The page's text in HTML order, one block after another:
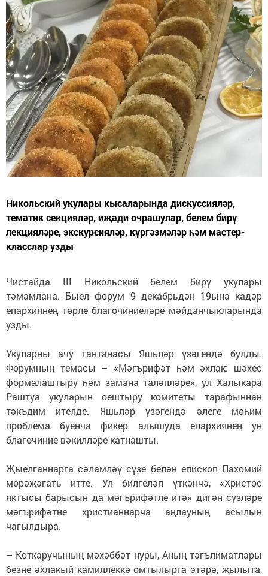
Никольский укулары кысаларында дискуссияләр,
тематик секцияләр, иҗади очрашулар, белем бирү
лекцияләре, экскурсияләр, күргәзмәләр һәм мастер-
класслар узды
Чистайда III Никольский белем бирү укулары
тәмамлана. Быел форум 9 декабрьдән 19ына кадәр
епархиянең төрле благочиниеләре мәйданчыкларында
узды.
Укуларны ачу тантанасы Яшьләр үзәгендә булды.
Форумның темасы – «Мәгърифәт һәм әхлак: шәхес
формалаштыру һәм замана таләпләре», ул Халыкара
Раштуа укуларын оештыру комитеты тарафыннан
тәкъдим ителде. Яшьләр үзәгендә әлеге мөһим
проблема буенча фикер алышуда епархиянең ун
благочиние вәкилләре катнашты.
Җыелганнарга сәламләү сүзе белән епископ Пахомий
мөрәҗәгать итте. Ул билгеләп үткәнчә, «Христос
яктысы барысын да мәгърифәтле итә» дигән сүзләре
мәгърифәтне христианнарча аңлауның асылын
чагылдыра.
– Коткаручының мәхәббәт нуры, Аның тәгълиматлары
безне әхлакый камиллеккә омтылырга этәрә, җылыта,